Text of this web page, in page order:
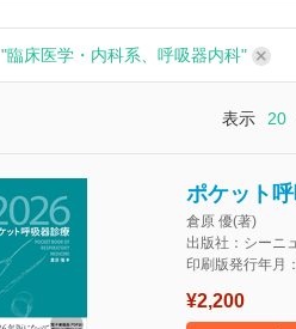
"臨床医学・内科系、呼吸器内科"
表示 20
ポケット
倉原 優(著)
出版社：シーニ
印刷版発行年月
¥2,200